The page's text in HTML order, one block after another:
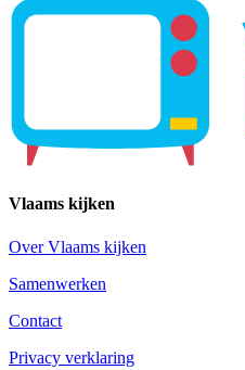
Vlaams kijken
Over Vlaams kijken
Samenwerken
Contact
Privacy verklaring